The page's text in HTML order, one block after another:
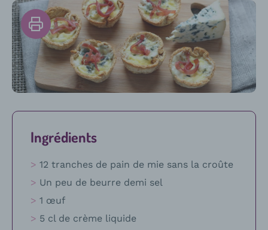
Imprimer
la
recette
Ingrédients
12 tranches de pain de mie sans la croûte
Un peu de beurre demi sel
1 œuf
5 cl de crème liquide